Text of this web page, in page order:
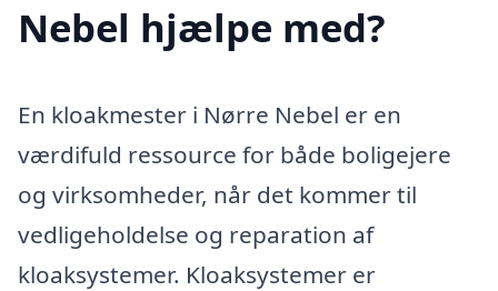
Nebel hjælpe med?
En kloakmester i Nørre Nebel er en
værdifuld ressource for både boligejere
og virksomheder, når det kommer til
vedligeholdelse og reparation af
kloaksystemer. Kloaksystemer er